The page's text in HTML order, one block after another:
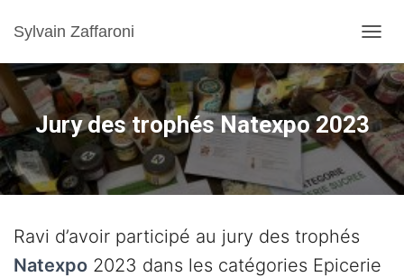
Sylvain Zaffaroni
Jury des trophés Natexpo 2023
Natexpo 2023 dans les catégories Epicerie